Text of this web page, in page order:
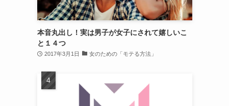
本音丸出し！実は男子が女子にされて嬉しいこ
と１４つ
2017年3月1日 女のための「モテる方法」